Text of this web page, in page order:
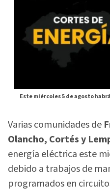
Este miércoles 5 de agosto
Varias comunidades de
Olancho, Cortés y
energía eléctrica este
debido a trabajos de
programados en